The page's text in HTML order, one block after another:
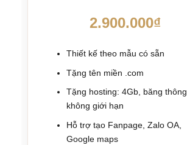
2.900.000₫
Thiết kế theo mẫu có sẵn
Tặng tên miền .com
Tặng hosting: 4Gb, băng thông
không giới hạn
Hỗ trợ tạo Fanpage, Zalo OA,
Google maps